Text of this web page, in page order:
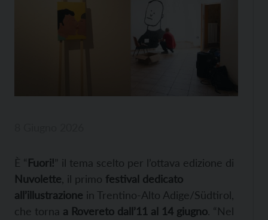
È “Fuori!” il tema scelto per l’ottava edizione di
Nuvolette , il primo festival dedicato
all’illustrazione in Trentino-Alto Adige/Südtirol,
che torna a Rovereto dall’11 al 14 giugno. “Nel